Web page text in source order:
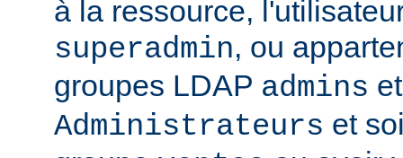
à la ressource,
superadmin, ou
groupes LDAP admins et
Administrateurs et